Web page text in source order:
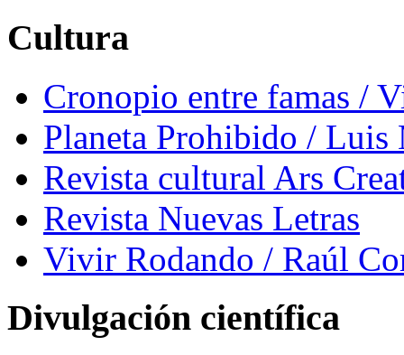
Cultura
Cronopio entre famas /
Planeta Prohibido /
Revista cultural Ars
Revista Nuevas Letras
Vivir Rodando / Raúl
Divulgación científica